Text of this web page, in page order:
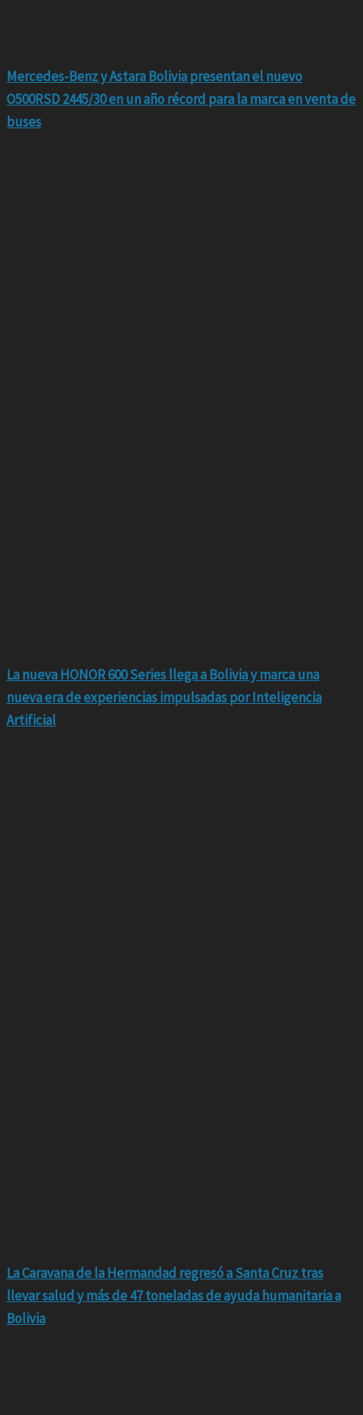
Mercedes-Benz y Astara Bolivia presentan el nuevo
O500RSD 2445/30 en un año récord para la marca en venta de
buses
La nueva HONOR 600 Series llega a Bolivia y marca una
nueva era de experiencias impulsadas por Inteligencia
Artificial
La Caravana de la Hermandad regresó a Santa Cruz tras
llevar salud y más de 47 toneladas de ayuda humanitaria a
Bolivia